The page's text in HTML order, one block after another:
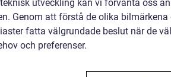
utveckling kan vi förvänta oss
Genom att förstå de olika bilmärkena
fatta välgrundade beslut när de
och preferenser.